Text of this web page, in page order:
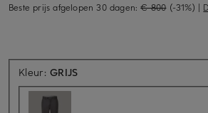
Beste prijs afgelopen 30 dagen:€ 800 (-31%) |
Kleur:GRIJSMomenteel niet beschikbaar